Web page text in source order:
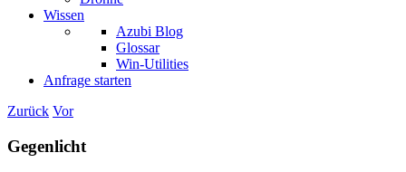
Wissen
Azubi Blog
Glossar
Win-Utilities
Anfrage starten
Zurück Vor
Gegenlicht